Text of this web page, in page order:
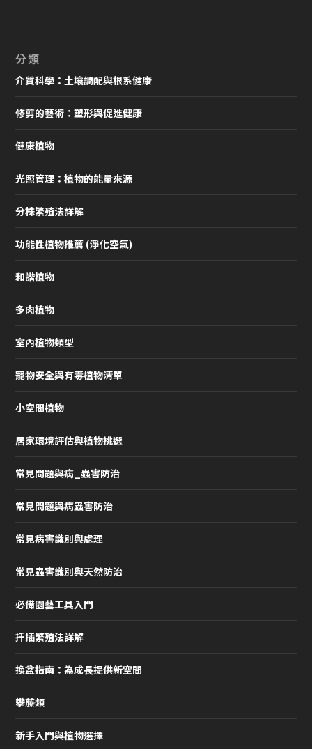
分類
介質科學：土壤調配與根系健康
修剪的藝術：塑形與促進健康
健康植物
光照管理：植物的能量來源
分株繁殖法詳解
功能性植物推薦 (淨化空氣)
和諧植物
多肉植物
室內植物類型
寵物安全與有毒植物清單
小空間植物
居家環境評估與植物挑選
常見問題與病_蟲害防治
常見問題與病蟲害防治
常見病害識別與處理
常見蟲害識別與天然防治
必備園藝工具入門
扦插繁殖法詳解
換盆指南：為成長提供新空間
攀藤類
新手入門與植物選擇